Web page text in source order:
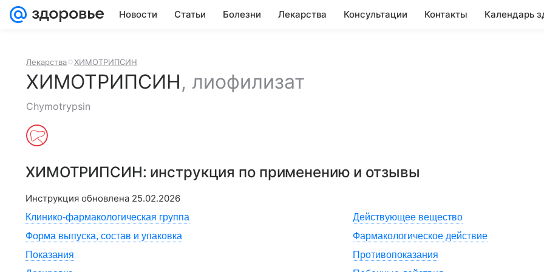
Новости Статьи Болезни Лекарства Консультации Контакты Календарь
Лекарства ХИМОТРИПСИН
ХИМОТРИПСИН, лиофилизат
Chymotrypsin
ХИМОТРИПСИН: инструкция по применению и отзывы
Инструкция обновлена 25.02.2026
Клинико-фармакологическая группа
Действующее вещество
Форма выпуска, состав и упаковка
Фармакологическое действие
Показания
Противопоказания